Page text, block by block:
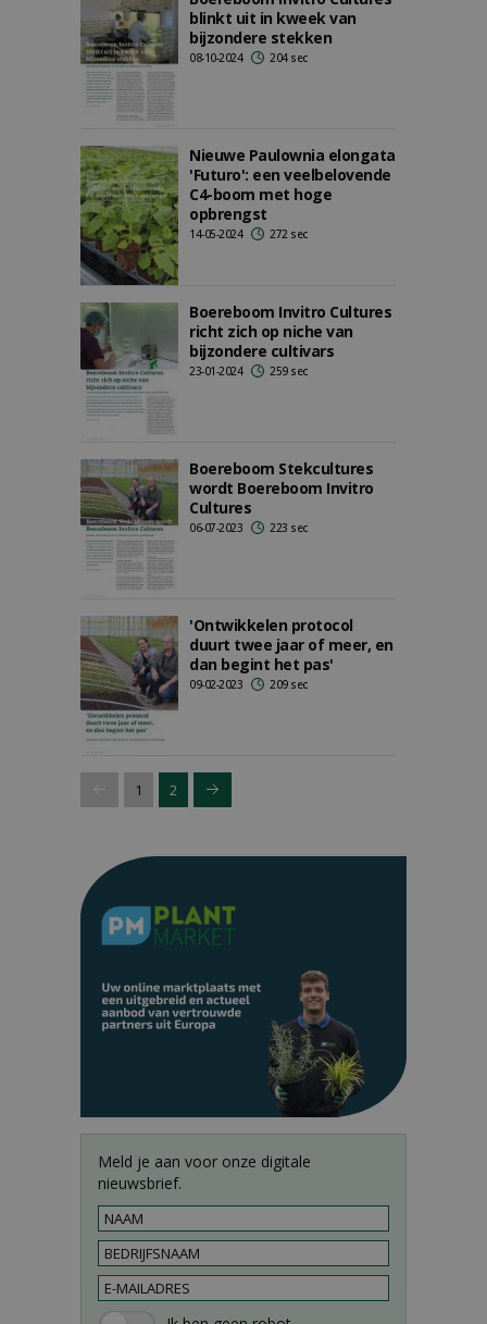
blinkt uit in kweek van
bijzondere stekken
08-10-2024 204 sec
Nieuwe Paulownia elongata
'Futuro': een veelbelovende
C4-boom met hoge
opbrengst
14-05-2024 272 sec
Boereboom Invitro Cultures
richt zich op niche van
bijzondere cultivars
23-01-2024 259 sec
Boereboom Stekcultures
wordt Boereboom Invitro
Cultures
06-07-2023 223 sec
'Ontwikkelen protocol
duurt twee jaar of meer, en
dan begint het pas'
09-02-2023 209 sec
1 2
Meld je aan voor onze digitale
nieuwsbrief.